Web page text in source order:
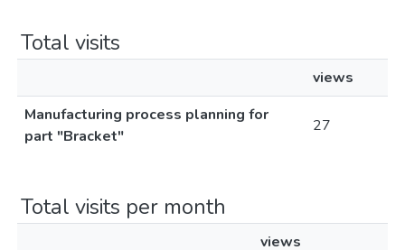
Total visits
views
Manufacturing process planning for
part "Bracket"
27
Total visits per month
views